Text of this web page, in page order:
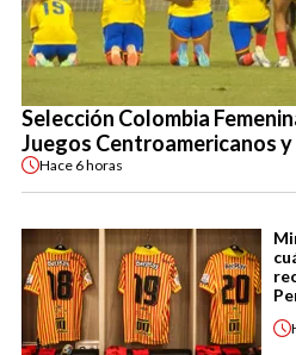
Selección Colombia
Juegos Centroamericanos
Hace 6 horas